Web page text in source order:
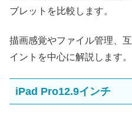
ブレットを比較します。
描画感覚やファイル管理、
イントを中心に解説します。
iPad Pro12.9インチ